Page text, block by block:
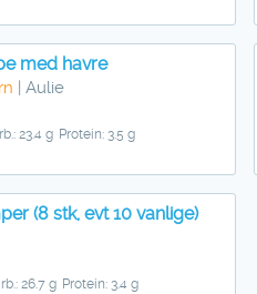
med havre
| Aulie
23.4 g Protein: 3.5 g
(8 stk, evt 10 vanlige)
26.7 g Protein: 3.4 g